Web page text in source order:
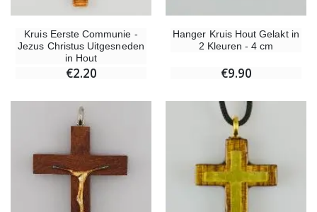
Kruis Eerste Communie -
Jezus Christus Uitgesneden
in Hout
€2.20
Hanger Kruis Hout Gelakt in
2 Kleuren - 4 cm
€9.90